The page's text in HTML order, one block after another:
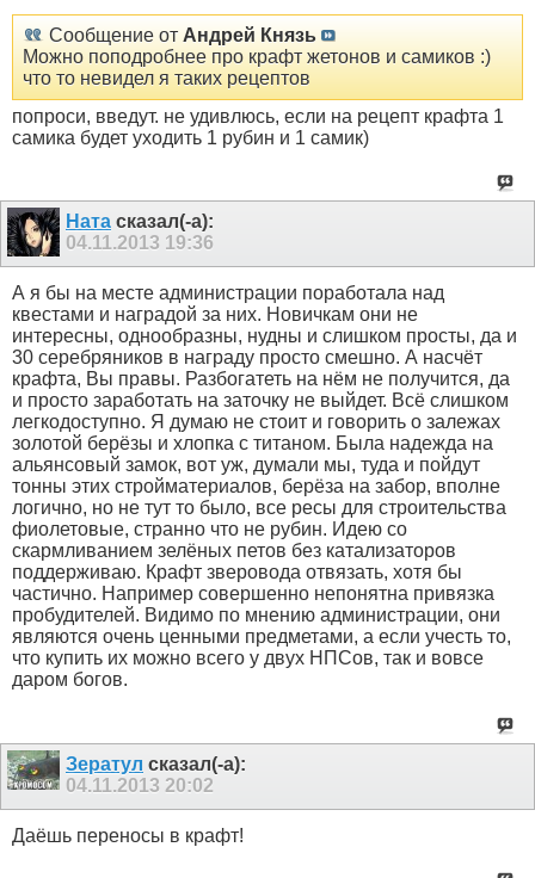
Сообщение от Андрей Князь
Можно поподробнее про крафт жетонов и самиков :)
что то невидел я таких рецептов
попроси, введут. не удивлюсь, если на рецепт крафта 1
самика будет уходить 1 рубин и 1 самик)
Ната сказал(-а):
04.11.2013 19:36
А я бы на месте администрации поработала над
квестами и наградой за них. Новичкам они не
интересны, однообразны, нудны и слишком просты, да и
30 серебряников в награду просто смешно. А насчёт
крафта, Вы правы. Разбогатеть на нём не получится, да
и просто заработать на заточку не выйдет. Всё слишком
легкодоступно. Я думаю не стоит и говорить о залежах
золотой берёзы и хлопка с титаном. Была надежда на
альянсовый замок, вот уж, думали мы, туда и пойдут
тонны этих стройматериалов, берёза на забор, вполне
логично, но не тут то было, все ресы для строительства
фиолетовые, странно что не рубин. Идею со
скармливанием зелёных петов без катализаторов
поддерживаю. Крафт зверовода отвязать, хотя бы
частично. Например совершенно непонятна привязка
пробудителей. Видимо по мнению администрации, они
являются очень ценными предметами, а если учесть то,
что купить их можно всего у двух НПСов, так и вовсе
даром богов.
Зератул сказал(-а):
04.11.2013 20:02
Даёшь переносы в крафт!